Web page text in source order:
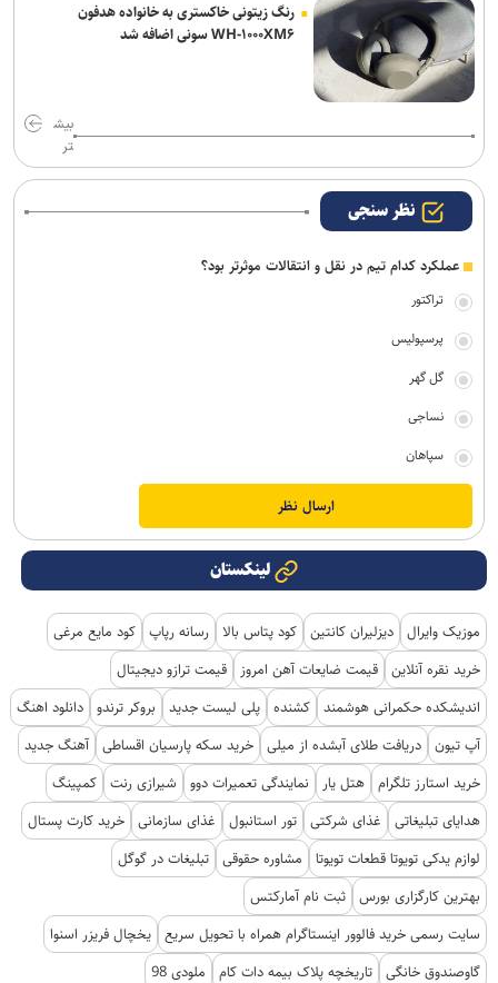
رنگ زیتونی خاکستری به خانواده هدفون
WH-۱۰۰۰XM۶ سونی اضافه شد
بیش
تر
نظر سنجی
عملکرد کدام تیم در نقل و انتقالات موثرتر بود؟
تراکتور
پرسپولیس
گل گهر
نساجی
سپاهان
لینکستان
موزیک وایرال دیزلیران کانتین کود پتاس بالا رسانه رپاپ کود مایع مرغی
خرید نقره آنلاین قیمت ضایعات آهن امروز
قیمت ترازو دیجیتال
اندیشکده حکمرانی هوشمند کشنده پلی لیست جدید بروکر ترندو دانلود اهنگ
آپ تیون دریافت طلای آبشده از میلی خرید سکه پارسیان اقساطی آهنگ جدید
خرید استارز تلگرام هتل یار نمایندگی تعمیرات دوو شیرازی رنت کمپینگ
هدایای تبلیغاتی
غذای شرکتی تور استانبول غذای سازمانی خرید کارت پستال
لوازم یدکی تویوتا قطعات تویوتا
مشاوره حقوقی تبلیغات در گوگل
بهترین کارگزاری بورس ثبت نام آمارکتس
سایت رسمی خرید فالوور اینستاگرام همراه با تحویل سریع یخچال فریزر اسنوا
گاوصندوق خانگی تاریخچه پلاک بیمه دات کام ملودی 98